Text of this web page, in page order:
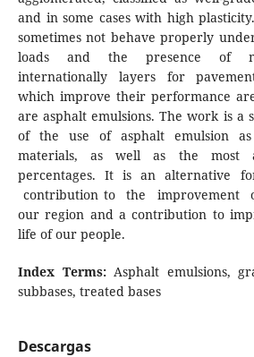
and in some cases with high
sometimes not behave properly
loads and the presence of
internationally layers for
which improve their performance
are asphalt emulsions. The work is a
of the use of asphalt emulsion
materials, as well as the most
percentages. It is an alternative
contribution to the improvement
our region and a contribution to
life of our people.
Index Terms: Asphalt emulsions,
subbases, treated bases
Descargas